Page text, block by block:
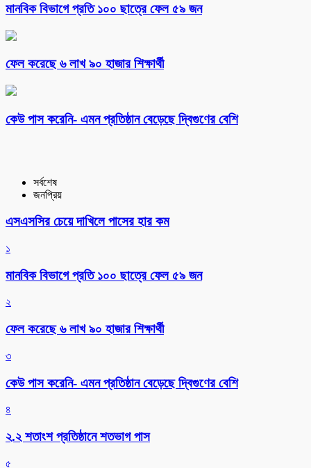
মানবিক বিভাগে প্রতি ১০০ ছাত্রে ফেল ৫৯ জন
ফেল করেছে ৬ লাখ ৯০ হাজার শিক্ষার্থী
কেউ পাস করেনি- এমন প্রতিষ্ঠান বেড়েছে দ্বিগুণের বেশি
সর্বশেষ
জনপ্রিয়
এসএসসির চেয়ে দাখিলে পাসের হার কম
১
মানবিক বিভাগে প্রতি ১০০ ছাত্রে ফেল ৫৯ জন
২
ফেল করেছে ৬ লাখ ৯০ হাজার শিক্ষার্থী
৩
কেউ পাস করেনি- এমন প্রতিষ্ঠান বেড়েছে দ্বিগুণের বেশি
৪
২.২ শতাংশ প্রতিষ্ঠানে শতভাগ পাস
৫